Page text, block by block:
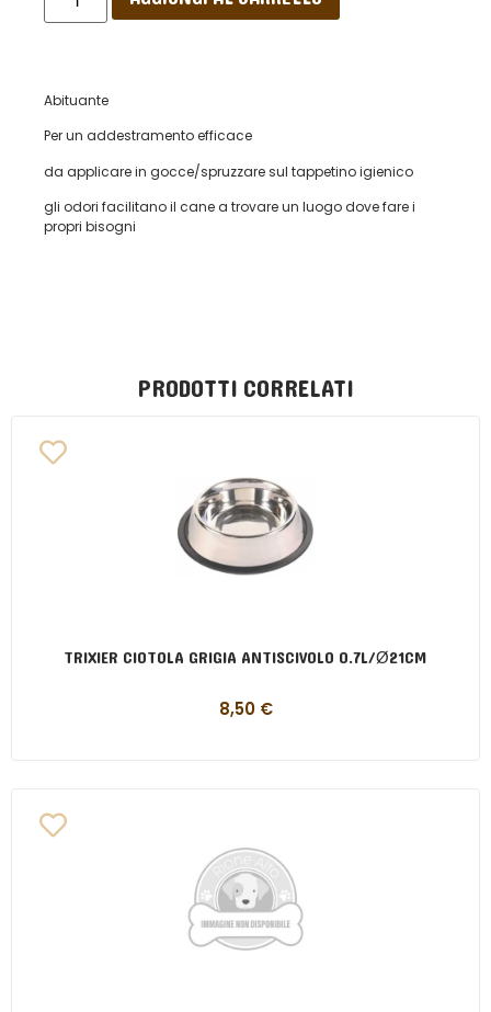
Abituante
Per un addestramento efficace
da applicare in gocce/spruzzare sul tappetino igienico
gli odori facilitano il cane a trovare un luogo dove fare i
propri bisogni
PRODOTTI CORRELATI
TRIXIER CIOTOLA GRIGIA ANTISCIVOLO 0.7L/Ø21CM
8,50 €